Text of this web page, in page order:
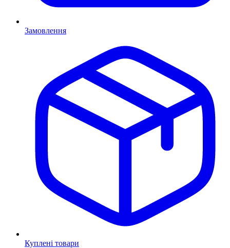
Замовлення
Куплені товари